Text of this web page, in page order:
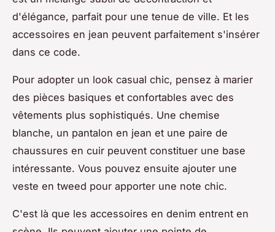
d'élégance, parfait pour une tenue de ville. Et les
accessoires en jean peuvent parfaitement s'insérer
dans ce code.
Pour adopter un look casual chic, pensez à marier
des pièces basiques et confortables avec des
vêtements plus sophistiqués. Une chemise
blanche, un pantalon en jean et une paire de
chaussures en cuir peuvent constituer une base
intéressante. Vous pouvez ensuite ajouter une
veste en tweed pour apporter une note chic.
C'est là que les accessoires en denim entrent en